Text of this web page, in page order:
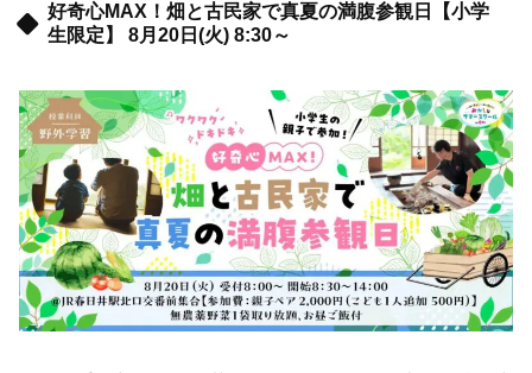
好奇心MAX！畑と古民家で真夏の満腹参観日【小学
生限定】 8月20日(火) 8:30～